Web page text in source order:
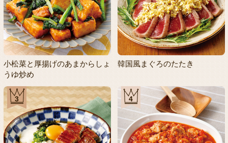
小松菜と厚揚げのあまからしょ
うゆ炒め
韓国風まぐろのたたき
3 4